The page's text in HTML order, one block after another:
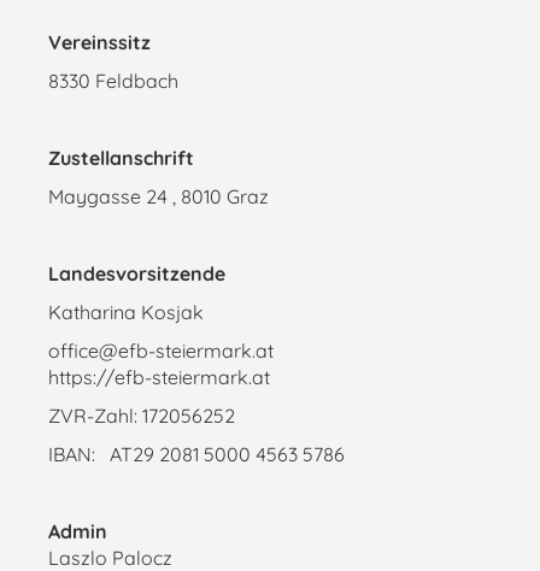
Vereinssitz
8330 Feldbach
Zustellanschrift
Maygasse 24 , 8010 Graz
Landesvorsitzende
Katharina Kosjak
office@efb-steiermark.at
https://efb-steiermark.at
ZVR-Zahl: 172056252
IBAN: AT29 2081 5000 4563 5786
Admin
Laszlo Palocz